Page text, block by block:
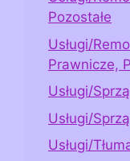
Pozostałe
Usługi/
Prawnicze,
Usługi/
Usługi/
Usługi/